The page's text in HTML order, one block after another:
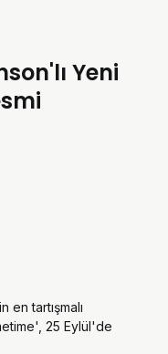
Yeni
en tartışmalı
25 Eylül'de